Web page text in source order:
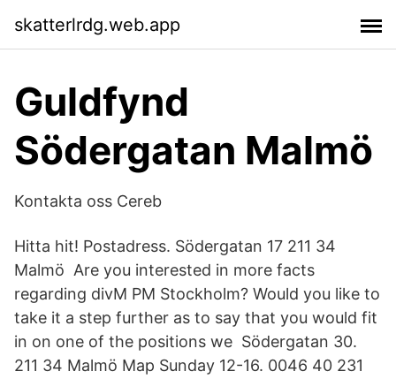
skatterlrdg.web.app
Guldfynd
Södergatan Malmö
Kontakta oss Cereb
Hitta hit! Postadress. Södergatan 17 211 34
Malmö Are you interested in more facts
regarding divM PM Stockholm? Would you like to
take it a step further as to say that you would fit
in on one of the positions we Södergatan 30.
211 34 Malmö Map Sunday 12-16. 0046 40 231